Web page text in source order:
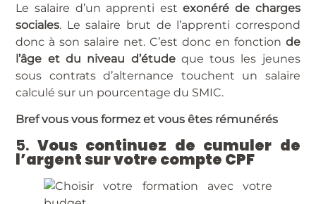
Le salaire d’un apprenti est exonéré de charges
sociales. Le salaire brut de l’apprenti correspond
donc à son salaire net. C’est donc en fonction de
l’âge et du niveau d’étudeque tous les jeunes
sous contrats d’alternance touchent un salaire
calculé sur un pourcentage du SMIC.
Bref vous vous formez et vous êtes rémunérés
5. Vous continuez de cumuler de
l’argent sur votre compte CPF